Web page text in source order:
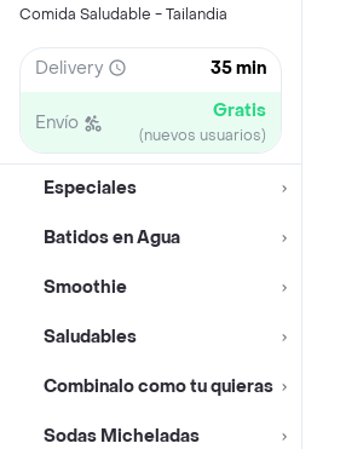
Comida Saludable - Tailandia
Delivery 35 min
Envío Gratis
(nuevos usuarios)
Especiales
Batidos en Agua
Smoothie
Saludables
Combinalo como tu quieras
Sodas Micheladas